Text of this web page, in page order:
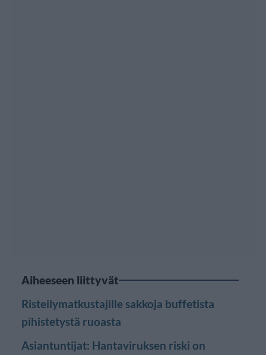
Aiheeseen liittyvät
Risteilymatkustajille sakkoja buffetista
pihistetystä ruoasta
Asiantuntijat: Hantaviruksen riski on